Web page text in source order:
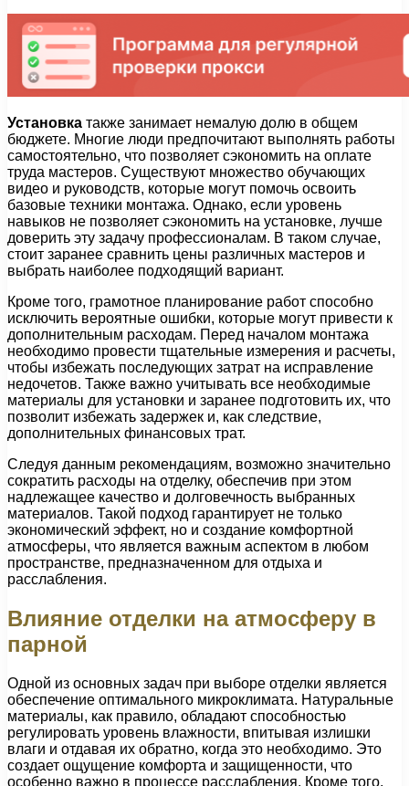
Установка также занимает немалую долю в общем
бюджете. Многие люди предпочитают выполнять работы
самостоятельно, что позволяет сэкономить на оплате
труда мастеров. Существуют множество обучающих
видео и руководств, которые могут помочь освоить
базовые техники монтажа. Однако, если уровень
навыков не позволяет сэкономить на установке, лучше
доверить эту задачу профессионалам. В таком случае,
стоит заранее сравнить цены различных мастеров и
выбрать наиболее подходящий вариант.
Кроме того, грамотное планирование работ способно
исключить вероятные ошибки, которые могут привести к
дополнительным расходам. Перед началом монтажа
необходимо провести тщательные измерения и расчеты,
чтобы избежать последующих затрат на исправление
недочетов. Также важно учитывать все необходимые
материалы для установки и заранее подготовить их, что
позволит избежать задержек и, как следствие,
дополнительных финансовых трат.
Следуя данным рекомендациям, возможно значительно
сократить расходы на отделку, обеспечив при этом
надлежащее качество и долговечность выбранных
материалов. Такой подход гарантирует не только
экономический эффект, но и создание комфортной
атмосферы, что является важным аспектом в любом
пространстве, предназначенном для отдыха и
расслабления.
Влияние отделки на атмосферу в
парной
Одной из основных задач при выборе отделки является
обеспечение оптимального микроклимата. Натуральные
материалы, как правило, обладают способностью
регулировать уровень влажности, впитывая излишки
влаги и отдавая их обратно, когда это необходимо. Это
создает ощущение комфорта и защищенности, что
особенно важно в процессе расслабления. Кроме того,